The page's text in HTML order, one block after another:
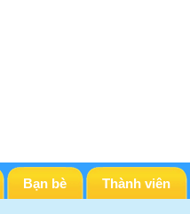
Bạn bè Thành viên